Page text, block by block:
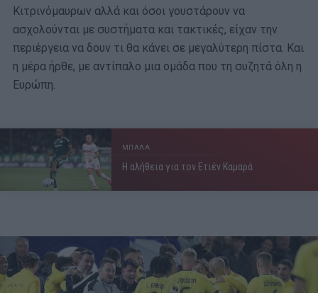
Κιτρινόμαυρων αλλά και όσοι γουστάρουν να
ασχολούνται με συστήματα και τακτικές, είχαν την
περιέργεια να δουν τι θα κάνει σε μεγαλύτερη πίστα. Και
η μέρα ήρθε, με αντίπαλο μια ομάδα που τη συζητά όλη η
Ευρώπη.
ΜΠΑΛΑ
Η αλήθεια για τον Ετιέν Καμαρά